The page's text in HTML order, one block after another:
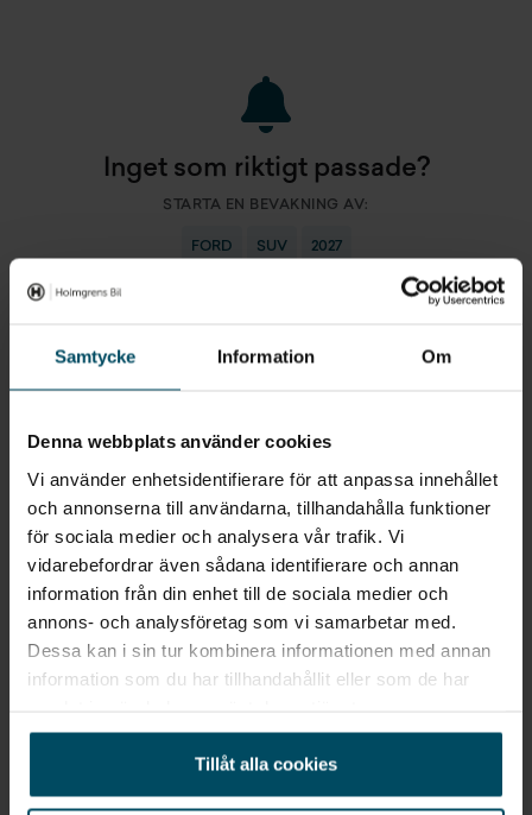
Samtycke Information Om
Denna webbplats använder cookies
Vi använder enhetsidentifierare för att anpassa innehållet
och annonserna till användarna, tillhandahålla funktioner
för sociala medier och analysera vår trafik. Vi
vidarebefordrar även sådana identifierare och annan
information från din enhet till de sociala medier och
annons- och analysföretag som vi samarbetar med.
Dessa kan i sin tur kombinera informationen med annan
information som du har tillhandahållit eller som de har
Tillåt alla cookies
Inget som riktigt passade?
STARTA EN BEVAKNING AV:
FORD SUV 2027
E-POST
Bevaka
Alla personuppgifter som skickas in till Holmgrens kommer att
behandlas enligt bestämmelserna i EU:s dataskyddsförordningen
(GDPR).Härkan du läsa mer om hur vi behandlar dina
personuppgifter.
Snabblänkar